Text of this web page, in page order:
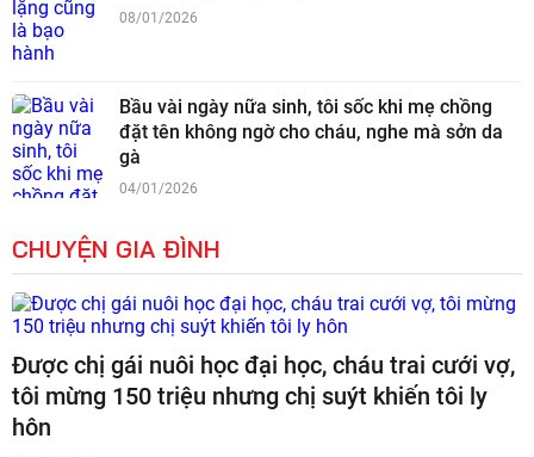
08/01/2026
Bầu vài ngày nữa sinh, tôi sốc khi mẹ chồng
đặt tên không ngờ cho cháu, nghe mà sởn da
gà
04/01/2026
CHUYỆN GIA ĐÌNH
Được chị gái nuôi học đại học, cháu trai cưới vợ,
tôi mừng 150 triệu nhưng chị suýt khiến tôi ly
hôn